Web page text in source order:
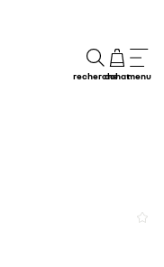
rechercheachatmenu